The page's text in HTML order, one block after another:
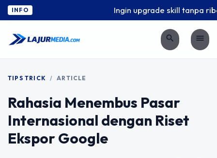
INFO Ingin upgrade skill tanpa
search menu
TIPS TRICK / ARTICLE
Rahasia Menembus Pasar
Internasional dengan Riset
Ekspor Google